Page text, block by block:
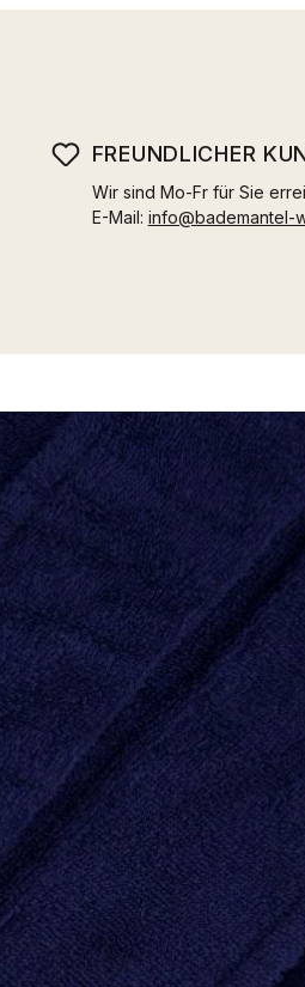
FREUNDLICHER
Wir sind Mo-Fr für Sie
E-Mail: info@bademantel-